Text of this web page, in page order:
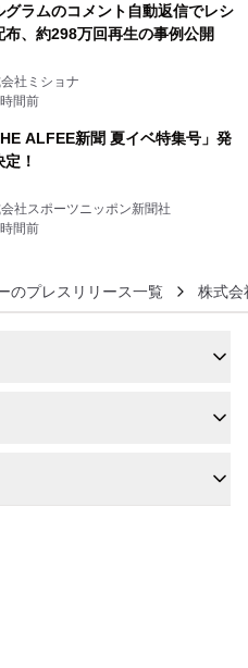
グラムのコメント自動返信でレシ
布、約298万回再生の事例公開
社ミショナ
間前
ALFEE新聞 夏イベ特集号」発
！
社スポーツニッポン新聞社
間前
のプレスリリース一覧 株式会